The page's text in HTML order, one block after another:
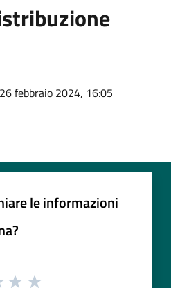
febbraio 2024, 16:05
le informazioni